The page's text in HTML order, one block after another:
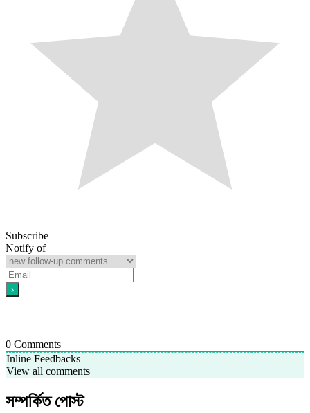
Subscribe
Notify of
0 Comments
Inline Feedbacks
View all comments
সম্পর্কিত পোস্ট